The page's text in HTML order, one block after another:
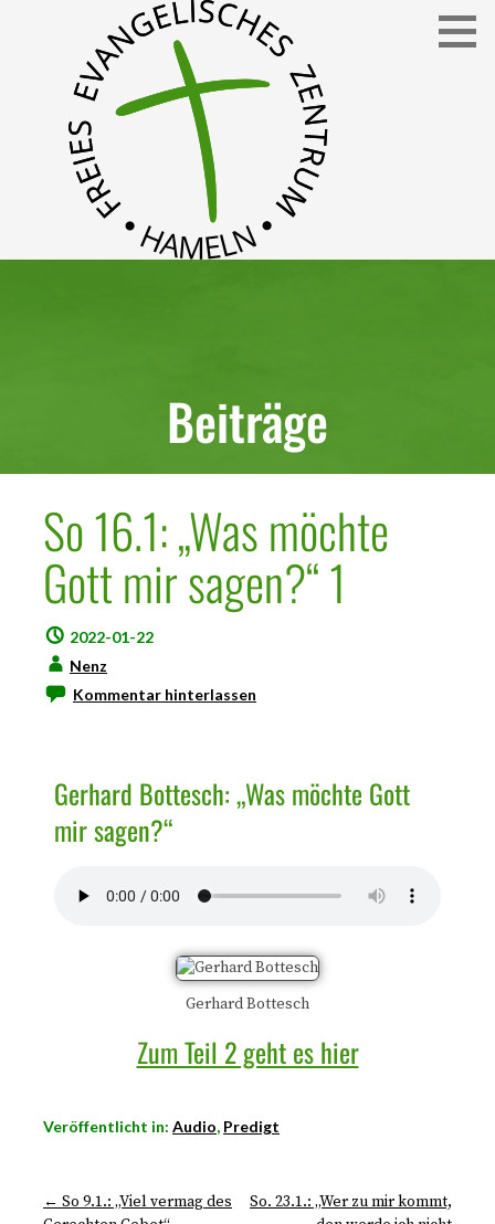
Beiträge
So 16.1: „Was möchte
Gott mir sagen?“ 1
2022-01-22
Nenz
Kommentar hinterlassen
Gerhard Bottesch: „Was möchte Gott
mir sagen?“
Gerhard Bottesch
Zum Teil 2 geht es hier
Veröffentlicht in: Audio, Predigt
← So 9.1.: „Viel vermag des
So. 23.1.: „Wer zu mir kommt,